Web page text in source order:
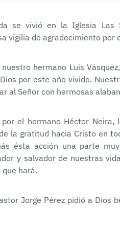
se vivió en la Iglesia
vigilia de agradecimiento por
hermano Luis
por este año vivido.
al Señor con hermosas
el hermano Héctor
la gratitud hacia Cristo en
ésta acción una parte
y salvador de nuestras
que hará.
Jorge Pérez pidió a Dios